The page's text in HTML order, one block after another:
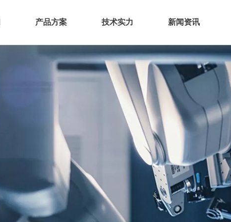
产品方案 技术实力 新闻资讯